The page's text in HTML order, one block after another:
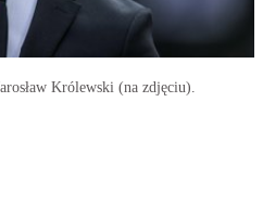
Królewski (na zdjęciu).